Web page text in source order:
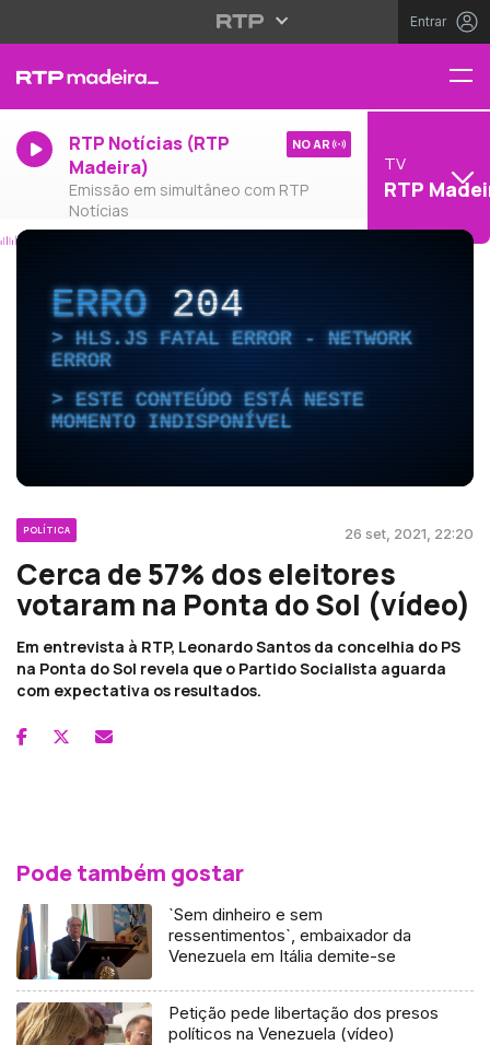
Entrar
RTP Notícias (RTP
Madeira)
Emissão em simultâneo com RTP
Notícias
NO AR
TV
RTP
ERRO204
HLS.JS FATAL ERROR - NETWORK
ERROR
ESTE CONTEÚDO ESTÁ NESTE
MOMENTO INDISPONÍVEL
POLÍTICA 26 set, 2021, 22:20
Cerca de 57% dos eleitores
votaram na Ponta do Sol (vídeo)
Em entrevista à RTP, Leonardo Santos da concelhia do PS
na Ponta do Sol revela que o Partido Socialista aguarda
com expectativa os resultados.
Pode também gostar
`Sem dinheiro e sem
ressentimentos`, embaixador da
Venezuela em Itália demite-se
Petição pede libertação dos presos
políticos na Venezuela (vídeo)